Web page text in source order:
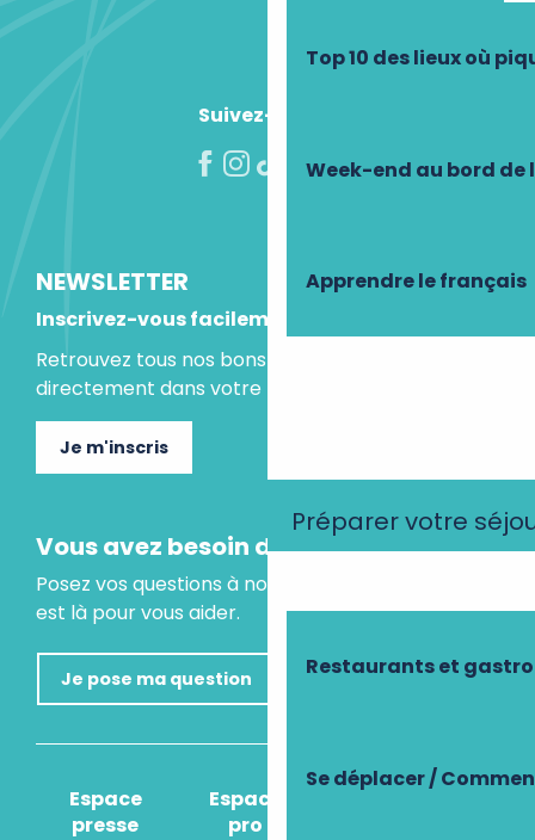
Top 10 des lieux où
Week-end au bord de
Apprendre le français
Préparer votre
Restaurants et
Se déplacer /
Suivez-nous !
NEWSLETTER
Inscrivez-vous facilement
Retrouvez tous nos bons plans et idées séjours
directement dans votre boite mail.
Je m'inscris
Vous avez besoin d'un conseil ?
Posez vos questions à notre assistant virtuel, il
est là pour vous aider.
Je pose ma question
Espace
presse
Espace
pro
Comment venir